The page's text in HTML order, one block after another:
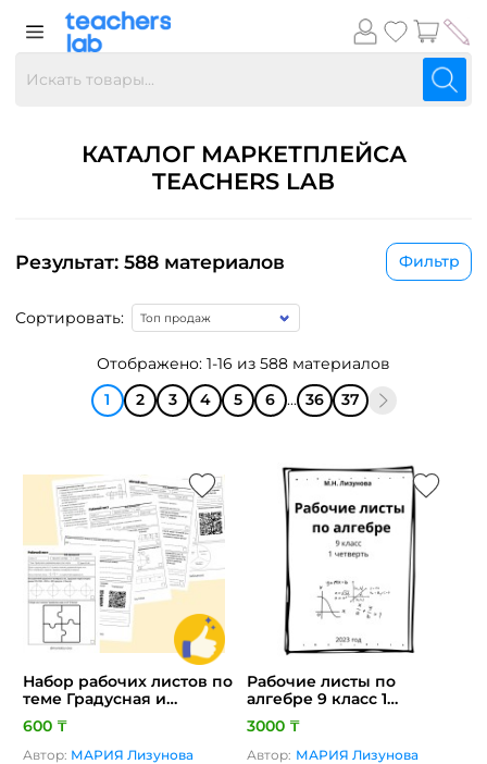
КАТАЛОГ МАРКЕТПЛЕЙСА
TEACHERS LAB
Результат: 588 материалов Фильтр
Сортировать:
Отображено: 1-16 из 588 материалов
1
2 3 4 5 6 ... 36 37
Набор рабочих листов по
теме Градусная и
радианная меры углов
алгебра 9 класс Лизунова
М.Н.
600 ₸
Автор: МАРИЯ Лизунова
Рабочие листы по
алгебре 9 класс 1
четверть
3000 ₸
Автор: МАРИЯ Лизунова